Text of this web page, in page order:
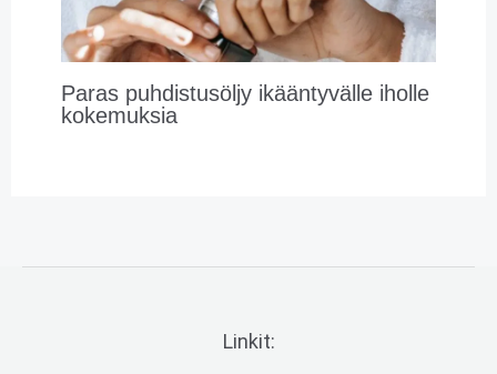
Paras puhdistusöljy ikääntyvälle iholle
kokemuksia
Linkit: